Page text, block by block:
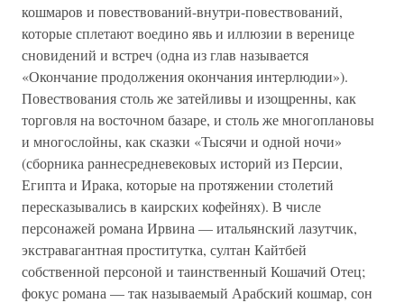
кошмаров и повествований-внутри-повествований,
которые сплетают воедино явь и иллюзии в веренице
сновидений и встреч (одна из глав называется
«Окончание продолжения окончания интерлюдии»).
Повествования столь же затейливы и изощренны, как
торговля на восточном базаре, и столь же многоплановы
и многослойны, как сказки «Тысячи и одной ночи»
(сборника раннесредневековых историй из Персии,
Египта и Ирака, которые на протяжении столетий
пересказывались в каирских кофейнях). В числе
персонажей романа Ирвина — итальянский лазутчик,
экстравагантная проститутка, султан Кайтбей
собственной персоной и таинственный Кошачий Отец;
фокус романа — так называемый Арабский кошмар, сон